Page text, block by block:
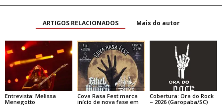
ARTIGOS RELACIONADOS Mais do autor
Entrevista: Melissa
Menegotto
Cova Rasa Fest marca
início de nova fase em
Cobertura: Ora do Rock
– 2026 (Garopaba/SC)